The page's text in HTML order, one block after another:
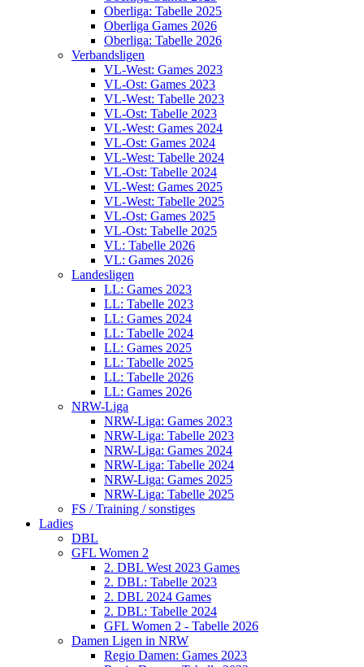
Oberliga: Tabelle 2025
Oberliga Games 2026
Oberliga: Tabelle 2026
Verbandsligen
VL-West: Games 2023
VL-Ost: Games 2023
VL-West: Tabelle 2023
VL-Ost: Tabelle 2023
VL-West: Games 2024
VL-Ost: Games 2024
VL-West: Tabelle 2024
VL-Ost: Tabelle 2024
VL-West: Games 2025
VL-West: Tabelle 2025
VL-Ost: Games 2025
VL-Ost: Tabelle 2025
VL: Tabelle 2026
VL: Games 2026
Landesligen
LL: Games 2023
LL: Tabelle 2023
LL: Games 2024
LL: Tabelle 2024
LL: Games 2025
LL: Tabelle 2025
LL: Tabelle 2026
LL: Games 2026
NRW-Liga
NRW-Liga: Games 2023
NRW-Liga: Tabelle 2023
NRW-Liga: Games 2024
NRW-Liga: Tabelle 2024
NRW-Liga: Games 2025
NRW-Liga: Tabelle 2025
FS / Training / sonstiges
Ladies
DBL
GFL Women 2
2. DBL West 2023 Games
2. DBL: Tabelle 2023
2. DBL 2024 Games
2. DBL: Tabelle 2024
GFL Women 2 - Tabelle 2026
Damen Ligen in NRW
Regio Damen: Games 2023